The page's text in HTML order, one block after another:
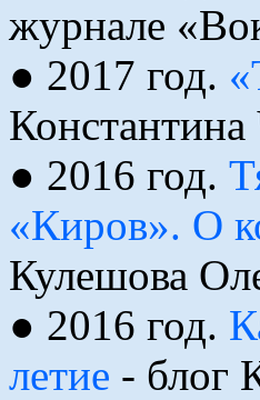
журнале
● 2017 год.
● 2016 год.
«Киров». О
Кулешова
● 2016 год.
летие - блог